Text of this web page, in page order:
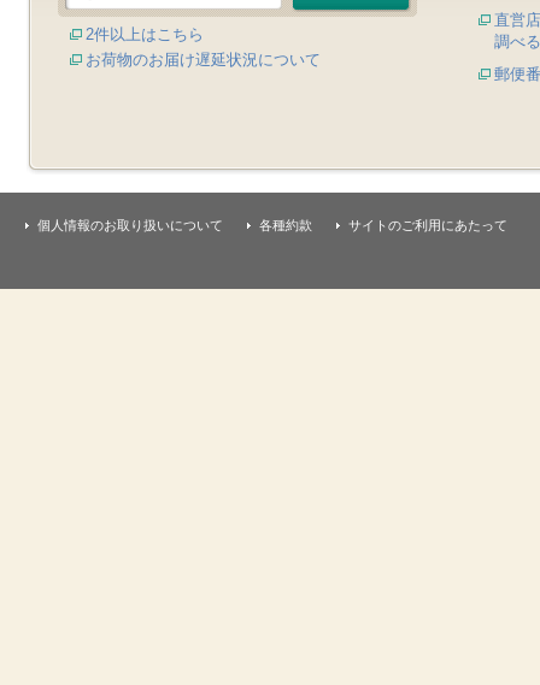
2件以上はこちら
お荷物のお届け遅延状況について
直営
調べる
郵便
個人情報のお取り扱いについて 各種約款 サイトのご利用にあたって